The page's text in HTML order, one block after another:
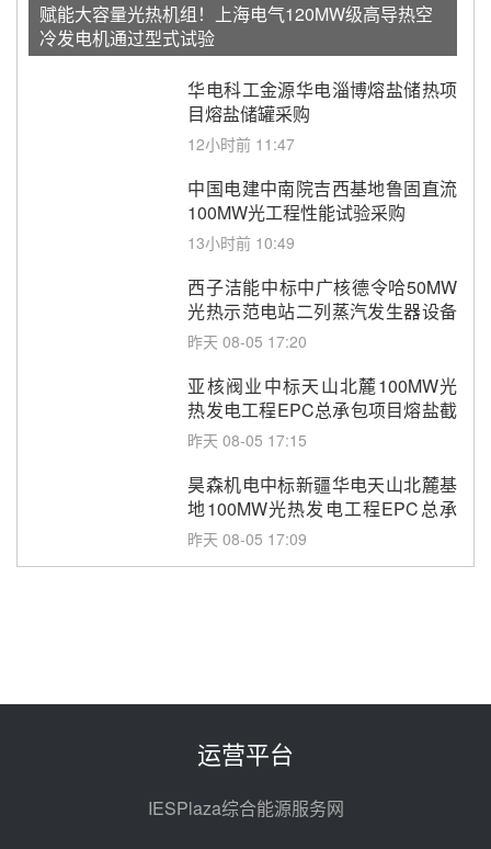
赋能大容量光热机组！上海电气120MW级高导热空
冷发电机通过型式试验
华电科工金源华电淄博熔盐储热项
目熔盐储罐采购
12小时前 11:47
中国电建中南院吉西基地鲁固直流
100MW光工程性能试验采购
13小时前 10:49
西子洁能中标中广核德令哈50MW
光热示范电站二列蒸汽发生器设备
采购
昨天 08-05 17:20
亚核阀业中标天山北麓100MW光
热发电工程EPC总承包项目熔盐截
止阀、熔盐三偏心蝶阀采购
昨天 08-05 17:15
昊森机电中标新疆华电天山北麓基
地100MW光热发电工程EPC总承
包项目熔盐介质超声波流量计采购
昨天 08-05 17:09
电机组灵活性改造项目三元液态盐
2026-2029年熔盐介质框架协议
运营平台
IESPlaza综合能源服务网